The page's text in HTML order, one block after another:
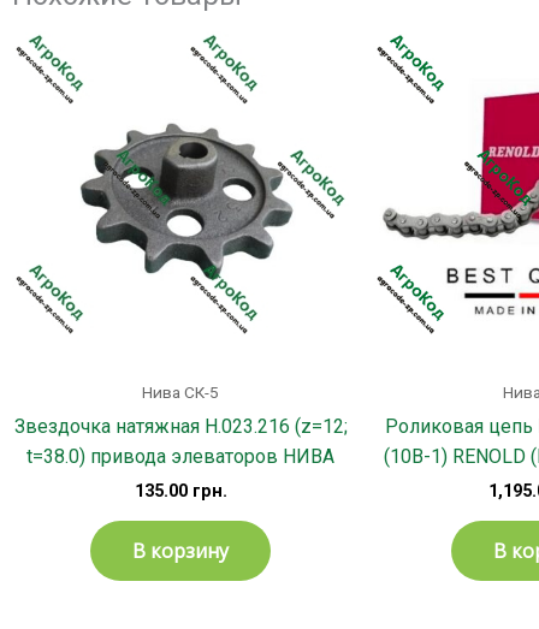
Нива СК-5
Звездочка натяжная Н.023.216 (z=12;
t=38.0) привода элеваторов НИВА
135.00 грн.
В корзину
Роликовая
(10B-1) RENOLD
В